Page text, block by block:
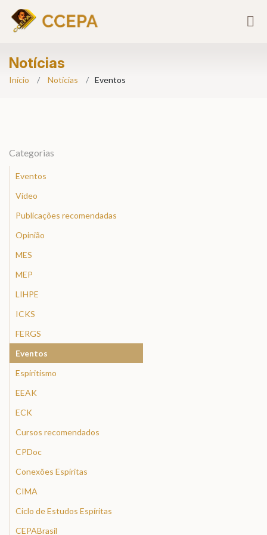
Notícias
Início Notícias Eventos
Categorias
Eventos
Vídeo
Publicações recomendadas
Opinião
MES
MEP
LIHPE
ICKS
FERGS
Eventos
Espiritismo
EEAK
ECK
Cursos recomendados
CPDoc
Conexões Espíritas
CIMA
Ciclo de Estudos Espíritas
CEPABrasil